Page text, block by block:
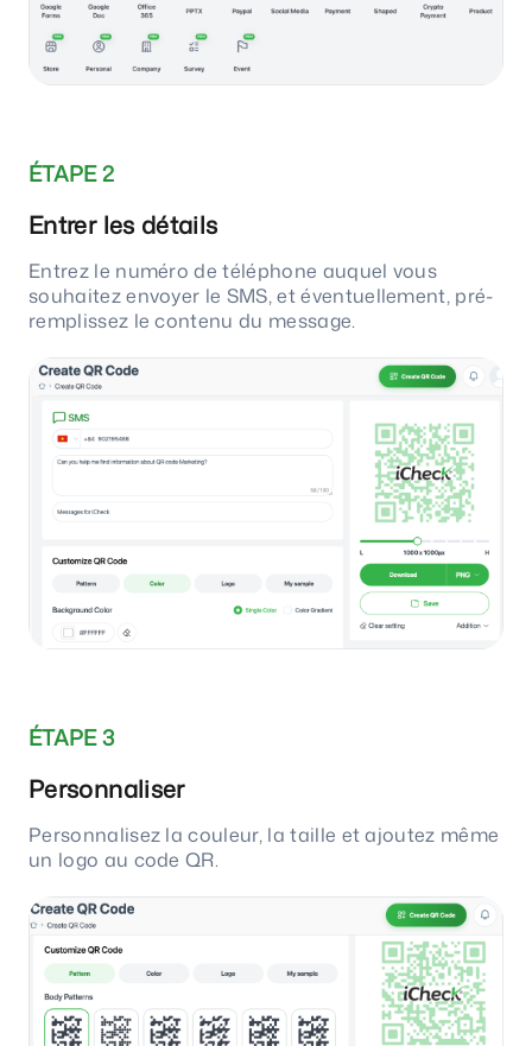
ÉTAPE 2
Entrer les détails
Entrez le numéro de téléphone auquel vous
souhaitez envoyer le SMS, et éventuellement, pré-
remplissez le contenu du message.
ÉTAPE 3
Personnaliser
Personnalisez la couleur, la taille et ajoutez même
un logo au code QR.